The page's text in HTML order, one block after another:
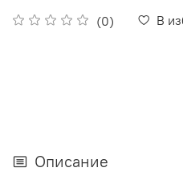
(0) В
Описание